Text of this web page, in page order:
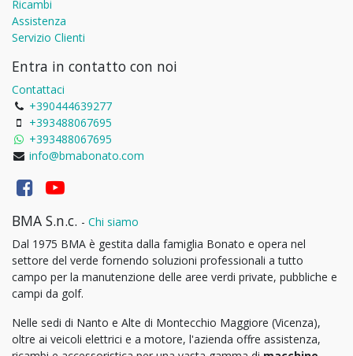
Ricambi
Assistenza
Servizio Clienti
Entra in contatto con noi
Contattaci
+390444639277
+393488067695
+393488067695
info@bmabonato.com
BMA S.n.c. - Chi siamo
Dal 1975 BMA è gestita dalla famiglia Bonato e opera nel
settore del verde fornendo soluzioni professionali a tutto
campo per la manutenzione delle aree verdi private, pubbliche e
campi da golf.
Nelle sedi di Nanto e Alte di Montecchio Maggiore (Vicenza),
oltre ai veicoli elettrici e a motore, l'azienda offre assistenza,